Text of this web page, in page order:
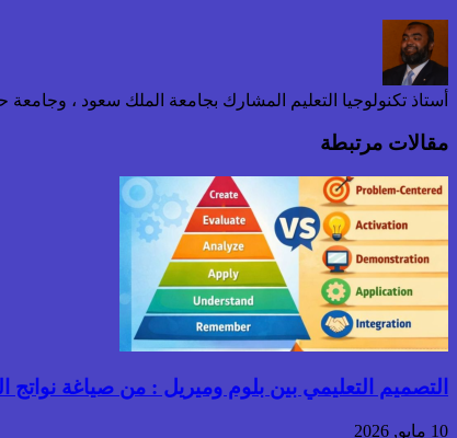
أستاذ تكنولوجيا التعليم المشارك بجامعة الملك سعود ،
مقالات مرتبطة
التصميم التعليمي بين بلوم وميريل : من صياغة نواتج
10 مايو, 2026